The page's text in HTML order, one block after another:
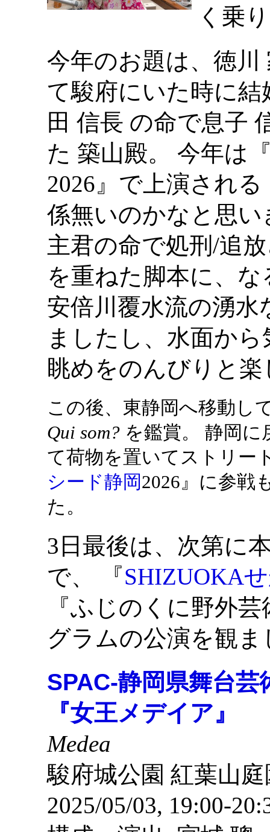
く乗
今年のお題は、徳
て駿府にいた時に
田 信長 の命で息子
た 築山殿。 今年は
2026』で上演され
係無いのかなと思
主君の命で処刑/追
を重ねた脚本に、
安倍川覆水流の湧
ましたし、水面か
眺めをのんびりと
この後、東静岡へ移動し
Qui som? を鑑賞。 静岡
て荷物を置いてストリー
シード静岡2026』に参戦
た。
3日最後は、次第に
で、 『SHIZUOKA
『ふじのくに野外
グラムの公演を観ま
SPAC-静岡県舞台芸
『女王メデイア』
Medea
駿府城公園 紅葉山
2025/05/03, 19:00-